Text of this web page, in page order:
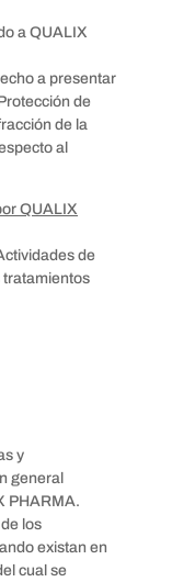
a QUALIX
a presentar
de
de la
al
QUALIX
de
tratamientos
y
general
PHARMA.
los
existan en
cual se